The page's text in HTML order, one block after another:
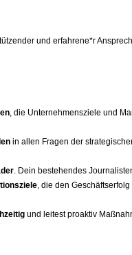
und erfahrene*r
, die Unternehmensziele und
in allen Fragen der
. Dein bestehendes
, die den
und leitest proaktiv